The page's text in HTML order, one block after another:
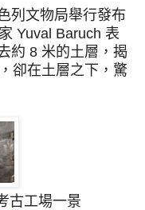
列文物局舉行發布
Yuval Baruch 表
約 8 米的土層，揭
卻在土層之下，驚
古工場一景